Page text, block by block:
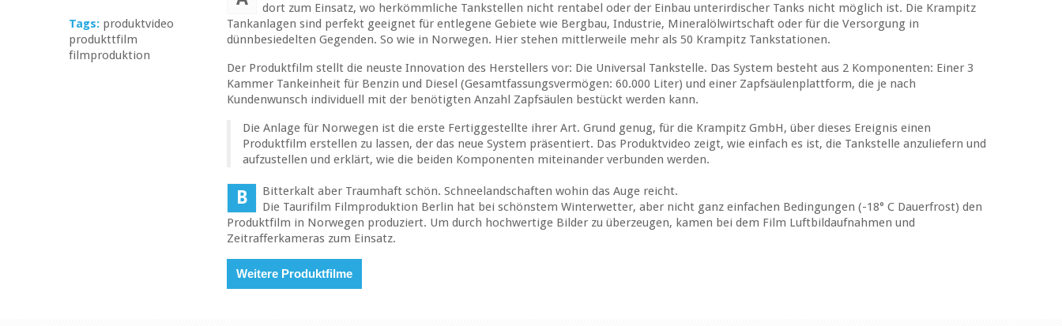
Tags: produktvideo
produkttfilm
filmproduktion
dort zum Einsatz, wo herkömmliche Tankstellen nicht rentabel oder der Einbau unterirdischer Tanks nicht möglich ist. Die Krampitz
Tankanlagen sind perfekt geeignet für entlegene Gebiete wie Bergbau, Industrie, Mineralölwirtschaft oder für die Versorgung in
dünnbesiedelten Gegenden. So wie in Norwegen. Hier stehen mittlerweile mehr als 50 Krampitz Tankstationen.
Der Produktfilm stellt die neuste Innovation des Herstellers vor: Die Universal Tankstelle. Das System besteht aus 2 Komponenten: Einer 3
Kammer Tankeinheit für Benzin und Diesel (Gesamtfassungsvermögen: 60.000 Liter) und einer Zapfsäulenplattform, die je nach
Kundenwunsch individuell mit der benötigten Anzahl Zapfsäulen bestückt werden kann.
Die Anlage für Norwegen ist die erste Fertiggestellte ihrer Art. Grund genug, für die Krampitz GmbH, über dieses Ereignis einen
Produktfilm erstellen zu lassen, der das neue System präsentiert. Das Produktvideo zeigt, wie einfach es ist, die Tankstelle anzuliefern und
aufzustellen und erklärt, wie die beiden Komponenten miteinander verbunden werden.
B
Bitterkalt aber Traumhaft schön. Schneelandschaften wohin das Auge reicht.
Die Taurifilm Filmproduktion Berlin hat bei schönstem Winterwetter, aber nicht ganz einfachen Bedingungen (-18° C Dauerfrost) den
Produktfilm in Norwegen produziert. Um durch hochwertige Bilder zu überzeugen, kamen bei dem Film Luftbildaufnahmen und
Zeitrafferkameras zum Einsatz.
Weitere Produktfilme